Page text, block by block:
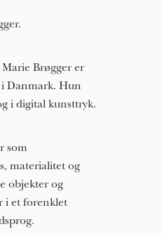
Brøgger er
Danmark. Hun
i digital kunsttryk.
som
materialitet og
objekter og
i et forenklet